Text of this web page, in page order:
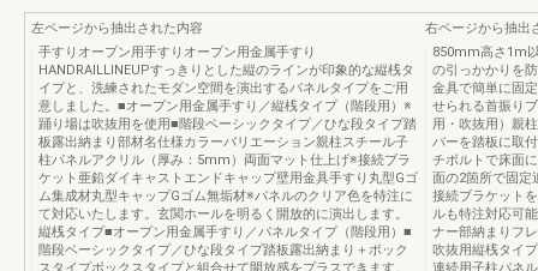
左ページから抽出された内容
手すりオープン用手すりオープン用金属手すり
HANDRAILLINEUPすっきりとした縦のラインが印象的な縦桟タ
イプと、洗練されたモダン空間を演出するパネルタイプをご用
意しました。■オープン用金属手すり／縦桟タイプ（階段用）※
踊り場は吹抜用を使用■階段ベーシックタイプ／ひな段タイプ踏
板露出納まり部材名仕様カラーバリエーション親柱スチール子
柱パネルアクリル（厚み：5mm）両面マット仕上げ※接続ブラ
ケット亜鉛ダイキャストエンドキャップ壁用金具手すり丸型Gゴ
ム集成材丸型キャップGゴム無垢材※パネルのクリア色を特注に
て対応いたします。玄関ホールを明るく開放的に演出します。
縦桟タイプ■オープン用金属手すり／パネルタイプ（階段用）■
階段ベーシックタイプ／ひな段タイプ踏板露出納まり＋ボック
スタイプボックスタイプと組合せて開放感をプラスできます。
右ページから抽出
850mm高さ1m
の引っかかりを
金具で簡単に固
せられる首振り
用・吹抜用）親
バーを踏板に取
チボルトで床面
面の2箇所で固定
接続ブラケット
ルも特注対応可
ナー部納まりフ
吹抜用縦桟タイ
連続用子柱パネ